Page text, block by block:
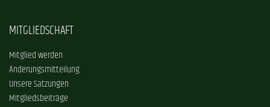
MITGLIEDSCHAFT
Mitglied werden
Änderungsmitteilung
Unsere Satzungen
Mitgliedsbeiträge